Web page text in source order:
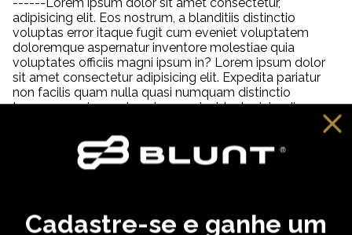
Importante saber:
-As cores podem ter algumas variações de acordo com o
monitor ou dispositivo que está utilizando.
-Em produtos de algodão pode haver encolhimento de 2,5 a
3%.
adipisicing elit. Eos nostrum, a blanditiis distinctio
voluptas error itaque fugit cum eveniet voluptatem
doloremque aspernatur inventore molestiae quia
voluptates officiis magni ipsum in? Lorem ipsum dolor
sit amet consectetur adipisicing elit. Expedita pariatur
non facilis quam nulla quasi numquam distinctio
tempora veniam quia quisquam incidunt reiciendis,
saepe neque unde labore illum dolor provident. Lorem
ipsum dolor sit amet consectetur adipisicing elit. Aut
distinctio adipisci hic molestiae, amet quibusdam
cupiditate inventore fugit eveniet aliquam similique
Cadastre-se e ganhe um